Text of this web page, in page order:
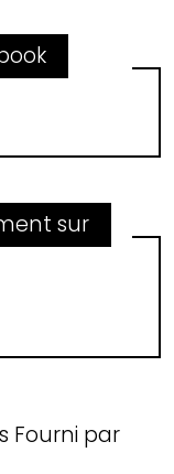
sur
Fourni par